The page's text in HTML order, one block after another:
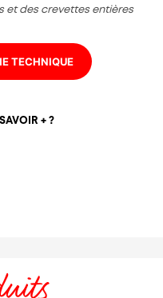
et des crevettes entières
TECHNIQUE
+ ?